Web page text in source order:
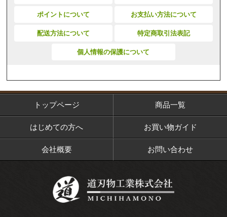
ポイントについて お支払い方法について
配送方法について 特定商取引法表記
個人情報の保護について
トップページ 商品一覧
はじめての方へ お買い物ガイド
会社概要 お問い合わせ